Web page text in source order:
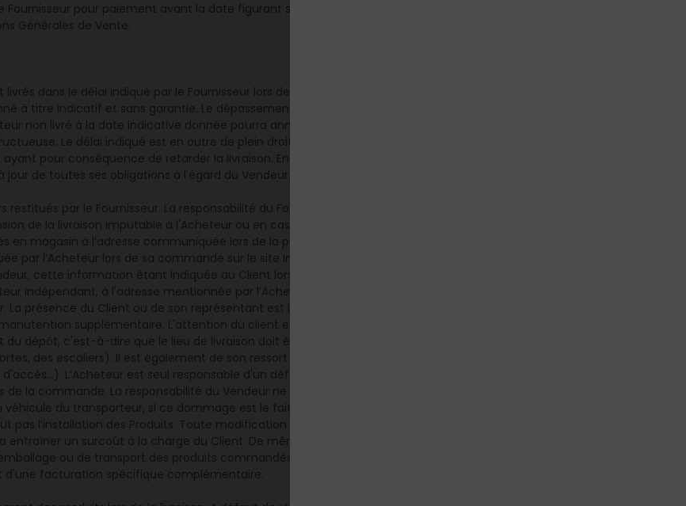
pour paiement avant la date figurant sur la facture ou dans un délai inférieur à
Générales de Vente.
dans le délai indiqué par le Fournisseur lors de l’acceptation par le Fournisseur de la
à titre indicatif et sans garantie. Le dépassement de ce délai ne peut donner lieu à aucune
non livré à la date indicative donnée pourra annuler tout ou partie de sa commande 30
Le délai indiqué est en outre de plein droit suspendu par tout événement
pour conséquence de retarder la livraison. En toute hypothèse, la livraison dans le délai
de toutes ses obligations à l'égard du Vendeur.
par le Fournisseur. La responsabilité du Fournisseur ne pourra en aucun cas être
de la livraison imputable à l'Acheteur ou en cas de force majeure. Les Produits
en magasin à l’adresse communiquée lors de la passation de la commande ou livrés en
par l’Acheteur lors de sa commande sur le site Internet, à la condition que cette adresse
cette information étant indiquée au Client lors de la passation de la commande. Les
indépendant, à l'adresse mentionnée par l’Acheteur lors de la commande et à laquelle le
présence du Client ou de son représentant est indispensable lors de la livraison. La livraison
supplémentaire. L'attention du client est attirée sur le fait qu'il est de son ressort
du dépôt, c'est-à-dire que le lieu de livraison doit être facile d'accès, compatible avec la
des escaliers). Il est également de son ressort d'indiquer lors de la commande, les
L’Acheteur est seul responsable d'un défaut de livraison et/ou de dépôt, dû à un
la commande. La responsabilité du Vendeur ne pourra en aucun cas être engagée en cas
du transporteur, si ce dommage est le fait d'un accès difficile ou d'un terrain non-
pas l’installation des Produits. Toute modification d’adresse de livraison par l’Acheteur
entraîner un surcoût à la charge du Client. De même, en cas de demandes particulières de
ou de transport des produits commandés, dûment acceptées par écrit par le
d'une facturation spécifique complémentaire.